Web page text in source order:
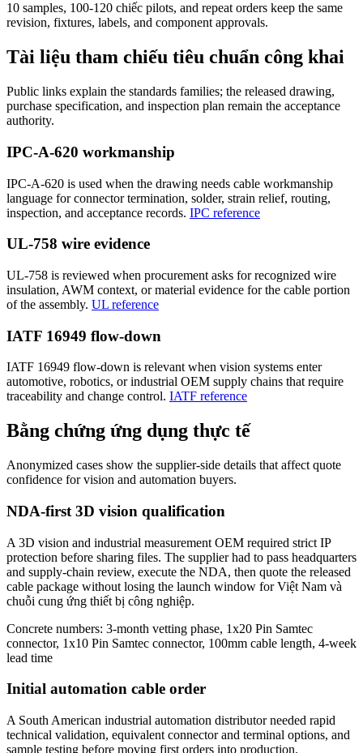
10 samples, 100-120 chiếc pilots, and repeat orders keep the same
revision, fixtures, labels, and component approvals.
Tài liệu tham chiếu tiêu chuẩn công khai
Public links explain the standards families; the released drawing,
purchase specification, and inspection plan remain the acceptance
authority.
IPC-A-620 workmanship
IPC-A-620 is used when the drawing needs cable workmanship
language for connector termination, solder, strain relief, routing,
inspection, and acceptance records. IPC reference
UL-758 wire evidence
UL-758 is reviewed when procurement asks for recognized wire
insulation, AWM context, or material evidence for the cable portion
of the assembly. UL reference
IATF 16949 flow-down
IATF 16949 flow-down is relevant when vision systems enter
automotive, robotics, or industrial OEM supply chains that require
traceability and change control. IATF reference
Bằng chứng ứng dụng thực tế
Anonymized cases show the supplier-side details that affect quote
confidence for vision and automation buyers.
NDA-first 3D vision qualification
A 3D vision and industrial measurement OEM required strict IP
protection before sharing files. The supplier had to pass headquarters
and supply-chain review, execute the NDA, then quote the released
cable package without losing the launch window for Việt Nam và
chuỗi cung ứng thiết bị công nghiệp.
Concrete numbers: 3-month vetting phase, 1x20 Pin Samtec
connector, 1x10 Pin Samtec connector, 100mm cable length, 4-week
lead time
Initial automation cable order
A South American industrial automation distributor needed rapid
technical validation, equivalent connector and terminal options, and
sample testing before moving first orders into production.